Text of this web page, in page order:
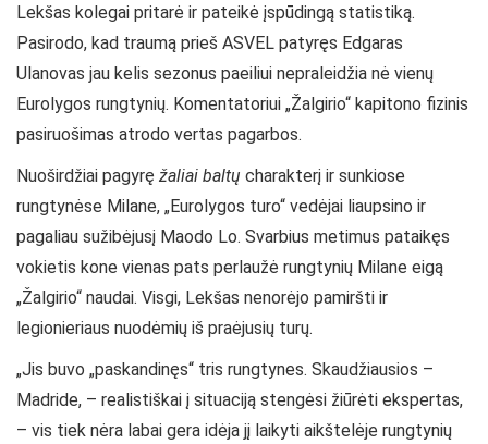
Lekšas kolegai pritarė ir pateikė įspūdingą statistiką.
Pasirodo, kad traumą prieš ASVEL patyręs Edgaras
Ulanovas jau kelis sezonus paeiliui nepraleidžia nė vienų
Eurolygos rungtynių. Komentatoriui „Žalgirio“ kapitono fizinis
pasiruošimas atrodo vertas pagarbos.
Nuoširdžiai pagyrę žaliai baltų charakterį ir sunkiose
rungtynėse Milane, „Eurolygos turo“ vedėjai liaupsino ir
pagaliau sužibėjusį Maodo Lo. Svarbius metimus pataikęs
vokietis kone vienas pats perlaužė rungtynių Milane eigą
„Žalgirio“ naudai. Visgi, Lekšas nenorėjo pamiršti ir
legionieriaus nuodėmių iš praėjusių turų.
„Jis buvo „paskandinęs“ tris rungtynes. Skaudžiausios –
Madride, – realistiškai į situaciją stengėsi žiūrėti ekspertas,
– vis tiek nėra labai gera idėja jį laikyti aikštelėje rungtynių